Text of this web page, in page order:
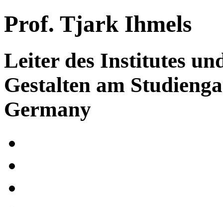
Prof. Tjark Ihmels
Leiter des Institutes
Gestalten am
Germany